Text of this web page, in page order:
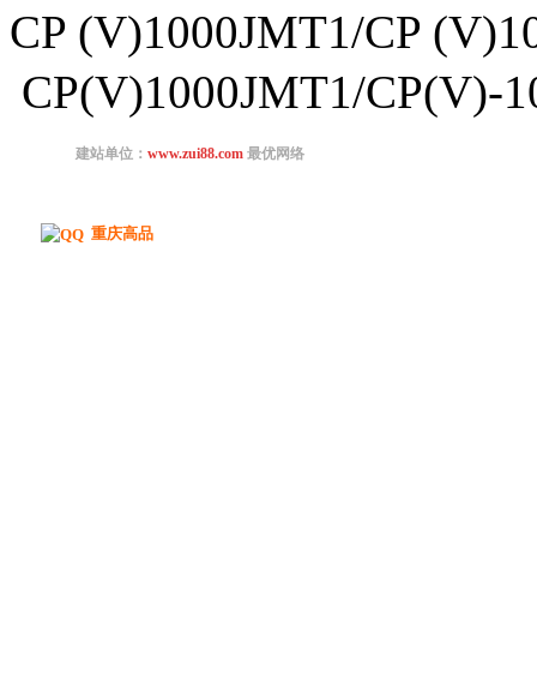
CP (V)1000JMT1/CP
CP(V)1000JMT1/CP(V)-
重庆高品